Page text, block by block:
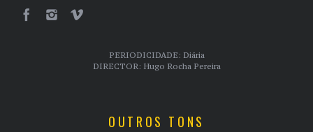
PERIODICIDADE: Diária
DIRECTOR: Hugo Rocha Pereira
OUTROS TONS